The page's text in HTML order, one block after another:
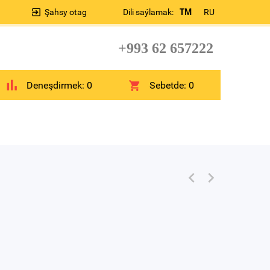
Dili saýlamak: TM RU
Şahsy otag
+993 62 657222
Deneşdirmek: 0 Sebetde:0